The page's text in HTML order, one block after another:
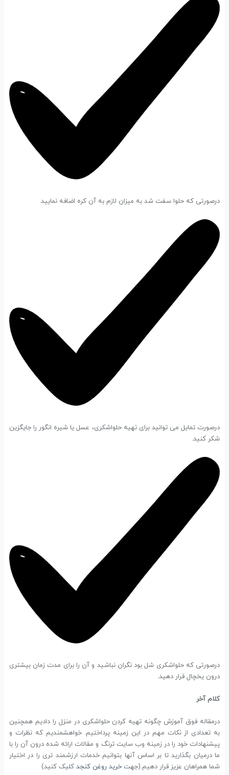
درصورتی که حلوا سفت شد به میزان لازم به آن کره اضافه نمایید.
درصورت تمایل می توانید برای تهیه حلواشکری، عسل یا شیره انگور را جایگزین
شکر کنید.
درصورتی که حلواشکری شل بود نگران نباشید و آن را برای مدت زمان بیشتری
درون یخچال قرار دهید.
کلام آخر
درمقاله فوق آموزش چگونه تهیه کردن حلواشکری در منزل را دادیم همچنین
به تعدادی از نکات مهم در این زمینه پرداختیم. خواهشمندیم که نظرات و
پیشنهادات خود را در زمینه وب سایت ترنگ و مقالات ارائه شده درون آن را با
ما درمیان بگذارید تا بر اساس آنها بتوانیم خدمات ارزشمند تری را در اختیار
شما همراهان عزیز قرار دهیم.(جهت خرید روغن کنجد کلیک کنید)